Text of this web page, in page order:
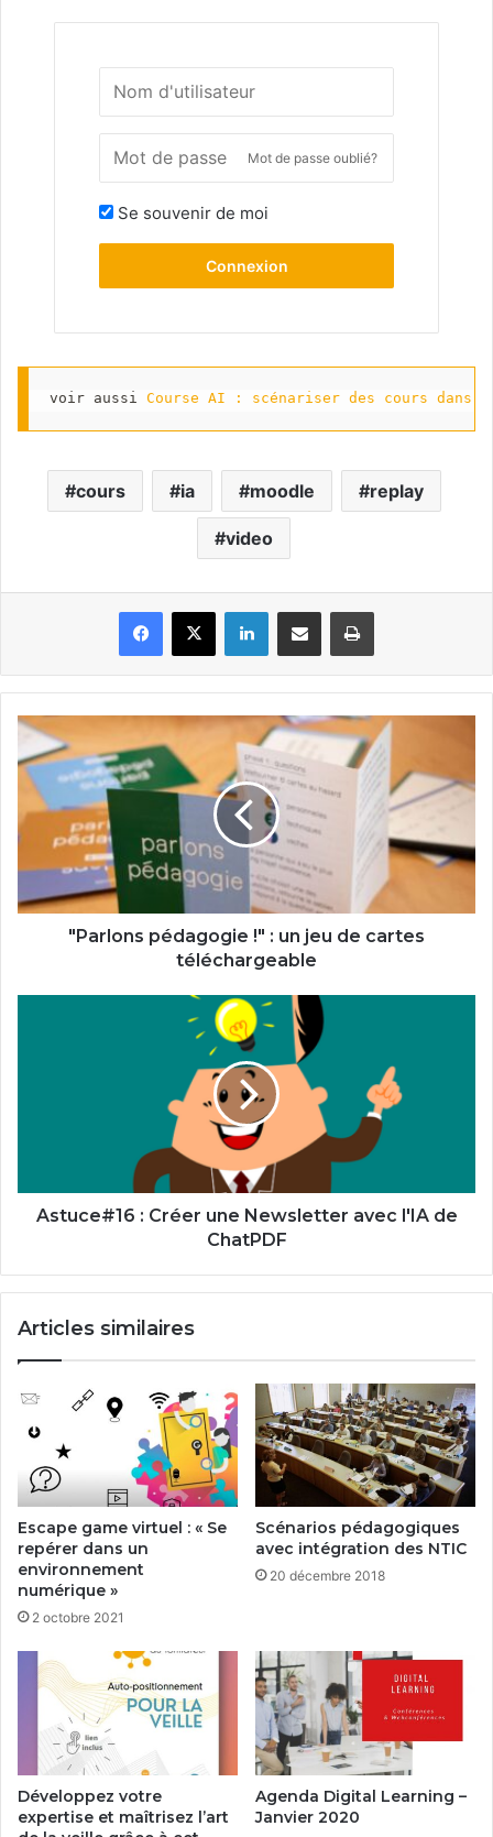
Mot de passe oublié?
Se souvenir de moi
Connexion
voir aussi Course AI : scénariser des cours dans
cours ia moodle replay
video
Facebook
X LinkedinPartager par email Imprimer
"Parlons
pédagogie
!"
un
jeu
de
téléchargeable
"Parlons pédagogie !" : un jeu de cartes
téléchargeable
ChatPDF
Astuce#16 : Créer une Newsletter avec l'IA de
ChatPDF
Articles similaires
Escape game virtuel : « Se
repérer dans un
environnement
numérique »
2 octobre 2021
Scénarios pédagogiques
avec intégration des NTIC
20 décembre 2018
Développez votre
expertise et maîtrisez l’art
Agenda Digital Learning –
Janvier 2020